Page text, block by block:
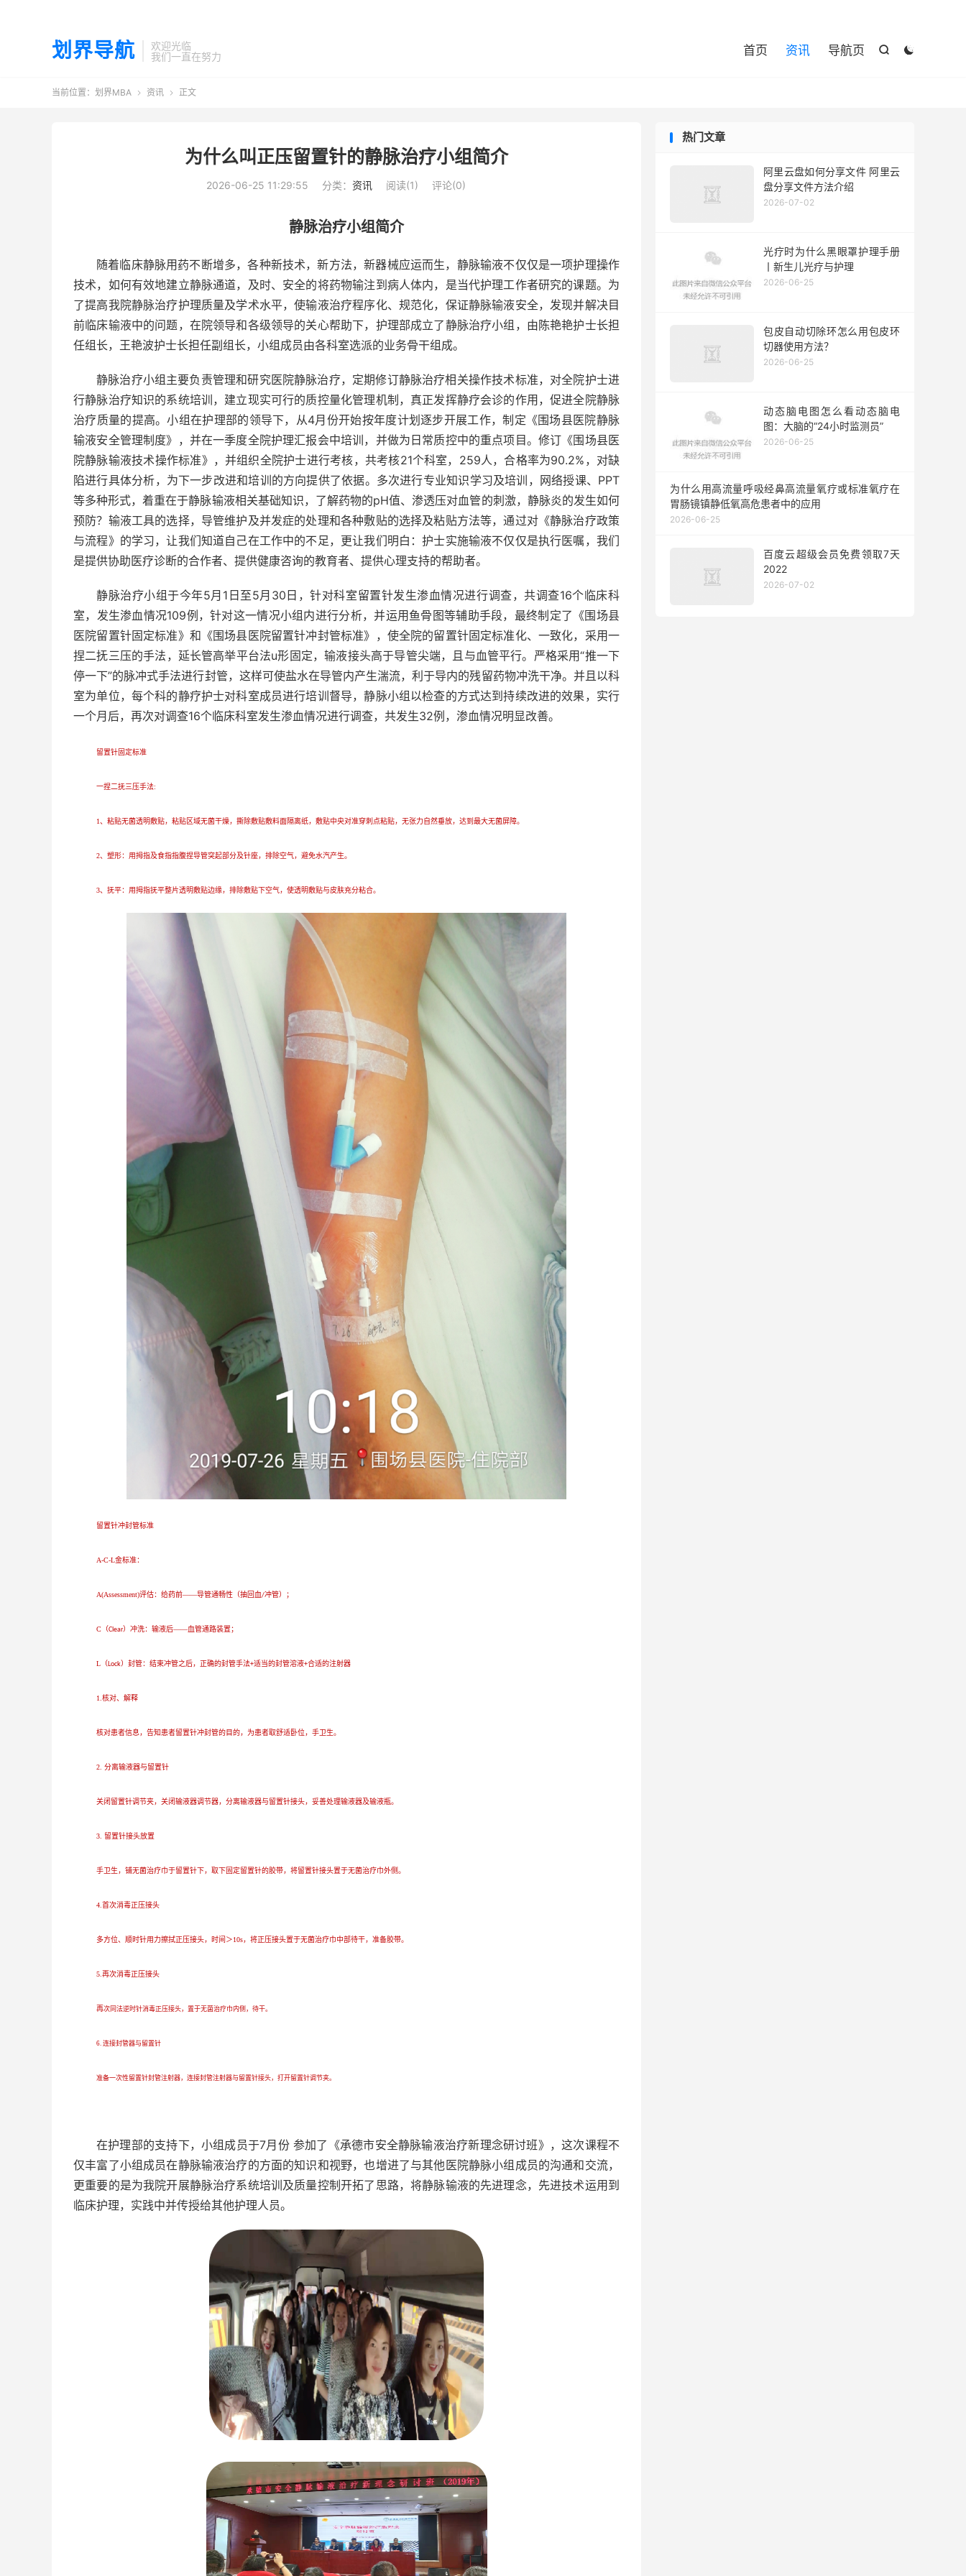
划界导航
欢迎光临
我们一直在努力


首页 资讯 导航页
当前位置： 划界MBA  资讯  正文
为什么叫正压留置针的静脉治疗小组简介
2026-06-25 11:29:55 分类： 资讯 阅读(1) 评论(0)
静脉治疗小组简介
随着临床静脉用药不断增多，各种新技术，新方法，新器械应运而生，静脉输液不仅仅是一项护理操作
技术，如何有效地建立静脉通道，及时、安全的将药物输注到病人体内，是当代护理工作者研究的课题。为
了提高我院静脉治疗护理质量及学术水平，使输液治疗程序化、规范化，保证静脉输液安全，发现并解决目
前临床输液中的问题，在院领导和各级领导的关心帮助下，护理部成立了静脉治疗小组，由陈艳艳护士长担
任组长，王艳波护士长担任副组长，小组成员由各科室选派的业务骨干组成。
静脉治疗小组主要负责管理和研究医院静脉治疗，定期修订静脉治疗相关操作技术标准，对全院护士进
行静脉治疗知识的系统培训，建立现实可行的质控量化管理机制，真正发挥静疗会诊的作用，促进全院静脉
治疗质量的提高。小组在护理部的领导下，从4月份开始按年度计划逐步开展工作，制定《围场县医院静脉
输液安全管理制度》，并在一季度全院护理汇报会中培训，并做为日常质控中的重点项目。修订《围场县医
院静脉输液技术操作标准》，并组织全院护士进行考核，共考核21个科室，259人，合格率为90.2%，对缺
陷进行具体分析，为下一步改进和培训的方向提供了依据。多次进行专业知识学习及培训，网络授课、PPT
等多种形式，着重在于静脉输液相关基础知识，了解药物的pH值、渗透压对血管的刺激，静脉炎的发生如何
预防？输液工具的选择，导管维护及并发症的处理和各种敷贴的选择及粘贴方法等，通过对《静脉治疗政策
与流程》的学习，让我们知道自己在工作中的不足，更让我们明白：护士实施输液不仅仅是执行医嘱，我们
是提供协助医疗诊断的合作者、提供健康咨询的教育者、提供心理支持的帮助者。
静脉治疗小组于今年5月1日至5月30日，针对科室留置针发生渗血情况进行调查，共调查16个临床科
室，发生渗血情况109例，针对这一情况小组内进行分析，并运用鱼骨图等辅助手段，最终制定了《围场县
医院留置针固定标准》和《围场县医院留置针冲封管标准》，使全院的留置针固定标准化、一致化，采用一
捏二抚三压的手法，延长管高举平台法u形固定，输液接头高于导管尖端，且与血管平行。严格采用“推一下
停一下”的脉冲式手法进行封管，这样可使盐水在导管内产生湍流，利于导内的残留药物冲洗干净。并且以科
室为单位，每个科的静疗护士对科室成员进行培训督导，静脉小组以检查的方式达到持续改进的效果，实行
一个月后，再次对调查16个临床科室发生渗血情况进行调查，共发生32例，渗血情况明显改善。
留置针固定标准
一捏二抚三压手法:
1、粘贴无菌透明敷贴，粘贴区域无菌干燥，撕除敷贴敷料面隔离纸，敷贴中央对准穿刺点粘贴，无张力自然垂放，达到最大无菌屏障。
2、塑形：用拇指及食指指腹捏导管突起部分及针座，排除空气，避免水汽产生。
3、抚平：用拇指抚平整片透明敷贴边缘，排除敷贴下空气，使透明敷贴与皮肤充分粘合。
留置针冲封管标准
A-C-L金标准：
A(Assessment)评估：给药前——导管通畅性（抽回血/冲管）；
C（Clear）冲洗：输液后——血管通路装置；
L（Lock）封管：结束冲管之后，正确的封管手法+适当的封管溶液+合适的注射器
1.核对、解释
核对患者信息，告知患者留置针冲封管的目的，为患者取舒适卧位，手卫生。
2. 分离输液器与留置针
关闭留置针调节夹，关闭输液器调节器，分离输液器与留置针接头，妥善处理输液器及输液瓶。
3. 留置针接头放置
手卫生，铺无菌治疗巾于留置针下，取下固定留置针的胶带，将留置针接头置于无菌治疗巾外侧。
4.首次消毒正压接头
多方位、顺时针用力擦拭正压接头，时间＞10s，将正压接头置于无菌治疗巾中部待干，准备胶带。
5.再次消毒正压接头
再次同法逆时针消毒正压接头，置于无菌治疗巾内侧，待干。
6. 连接封管器与留置针
准备一次性留置针封管注射器，连接封管注射器与留置针接头，打开留置针调节夹。
在护理部的支持下，小组成员于7月份 参加了《承德市安全静脉输液治疗新理念研讨班》，这次课程不
仅丰富了小组成员在静脉输液治疗的方面的知识和视野，也增进了与其他医院静脉小组成员的沟通和交流，
更重要的是为我院开展静脉治疗系统培训及质量控制开拓了思路，将静脉输液的先进理念，先进技术运用到
临床护理，实践中并传授给其他护理人员。
热门文章
阿里云盘如何分享文件 阿里云
盘分享文件方法介绍
2026-07-02
光疗时为什么黑眼罩护理手册
丨新生儿光疗与护理
2026-06-25
包皮自动切除环怎么用包皮环
切器使用方法？
2026-06-25
动态脑电图怎么看动态脑电
图：大脑的“24小时监测员”
2026-06-25
为什么用高流量呼吸经鼻高流量氧疗或标准氧疗在
胃肠镜镇静低氧高危患者中的应用
2026-06-25
百度云超级会员免费领取7天
2022
2026-07-02